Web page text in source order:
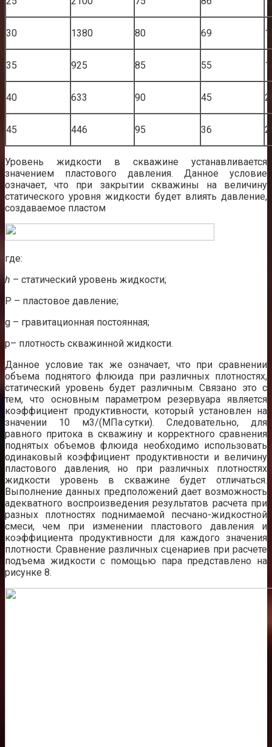
30 1380 80 69
35 925 85 55
40 633 90 45
45 446 95 36
Уровень жидкости в скважине устанавливается
значением пластового давления. Данное условие
означает, что при закрытии скважины на величину
статического уровня жидкости будет влиять давление,
создаваемое пластом
где:
h – статический уровень жидкости;
P – пластовое давление;
g – гравитационная постоянная;
p– плотность скважинной жидкости.
Данное условие так же означает, что при сравнении
объема поднятого флюида при различных плотностях,
статический уровень будет различным. Связано это с
тем, что основным параметром резервуара является
коэффициент продуктивности, который установлен на
значении 10 м3/(МПа·сутки). Следовательно, для
равного притока в скважину и корректного сравнения
поднятых объемов флюида необходимо использовать
одинаковый коэффициент продуктивности и величину
пластового давления, но при различных плотностях
жидкости уровень в скважине будет отличаться.
Выполнение данных предположений дает возможность
адекватного воспроизведения результатов расчета при
разных плотностях поднимаемой песчано-жидкостной
смеси, чем при изменении пластового давления и
коэффициента продуктивности для каждого значения
плотности. Сравнение различных сценариев при расчете
подъема жидкости с помощью пара представлено на
рисунке 8.